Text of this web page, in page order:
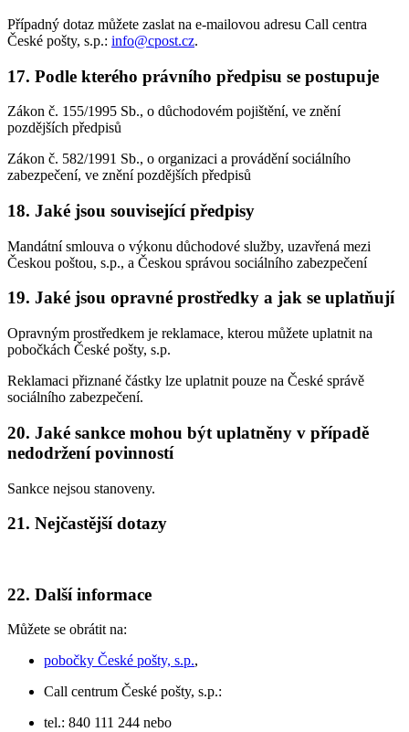
Případný dotaz můžete zaslat na e-mailovou adresu Call centra
České pošty, s.p.: info@cpost.cz.
17. Podle kterého právního předpisu se postupuje
Zákon č. 155/1995 Sb., o důchodovém pojištění, ve znění
pozdějších předpisů
Zákon č. 582/1991 Sb., o organizaci a provádění sociálního
zabezpečení, ve znění pozdějších předpisů
18. Jaké jsou související předpisy
Mandátní smlouva o výkonu důchodové služby, uzavřená mezi
Českou poštou, s.p., a Českou správou sociálního zabezpečení
19. Jaké jsou opravné prostředky a jak se uplatňují
Opravným prostředkem je reklamace, kterou můžete uplatnit na
pobočkách České pošty, s.p.
Reklamaci přiznané částky lze uplatnit pouze na České správě
sociálního zabezpečení.
20. Jaké sankce mohou být uplatněny v případě
nedodržení povinností
Sankce nejsou stanoveny.
21. Nejčastější dotazy
22. Další informace
Můžete se obrátit na:
pobočky České pošty, s.p.,
Call centrum České pošty, s.p.:
tel.: 840 111 244 nebo